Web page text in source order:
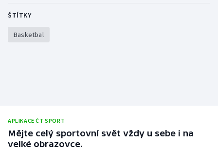
ŠTÍTKY
Basketbal
APLIKACE ČT SPORT
Mějte celý sportovní svět vždy u sebe i na
velké obrazovce.